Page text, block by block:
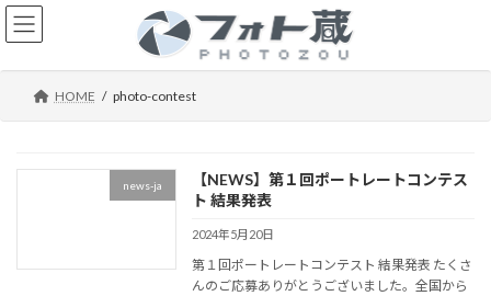
コ
ン
ン
へ
ナ
ビ
ー
ョ
HOME photo-contest
news-ja
【NEWS】第１回ポートレートコンテス
ト 結果発表
2024年5月20日
第１回ポートレートコンテスト 結果発表 たくさ
んのご応募ありがとうございました。全国から